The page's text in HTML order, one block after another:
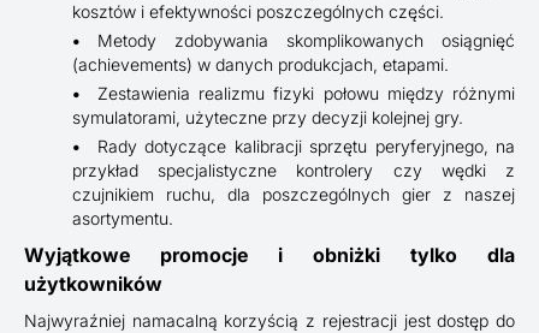
kosztów i efektywności poszczególnych części.
Metody zdobywania skomplikowanych osiągnięć
(achievements) w danych produkcjach, etapami.
Zestawienia realizmu fizyki połowu między różnymi
symulatorami, użyteczne przy decyzji kolejnej gry.
Rady dotyczące kalibracji sprzętu peryferyjnego, na
przykład specjalistyczne kontrolery czy wędki z
czujnikiem ruchu, dla poszczególnych gier z naszej
asortymentu.
Wyjątkowe promocje i obniżki tylko dla
użytkowników
Najwyraźniej namacalną korzyścią z rejestracji jest dostęp do